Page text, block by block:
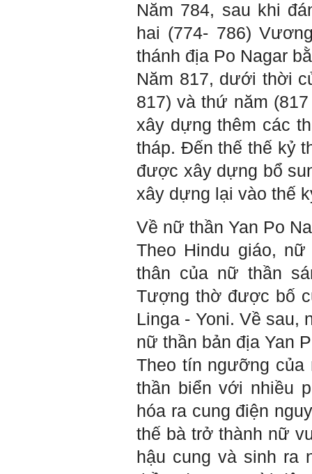
Năm 784, sau khi
hai (774- 786)
thánh địa Po Nagar
Năm 817, dưới thời
817) và thứ năm
xây dựng thêm các
tháp. Đến thế thế kỷ
được xây dựng bổ
xây dựng lại vào thế
Về nữ thần Yan Po
Theo Hindu giáo,
thân của nữ thần
Tượng thờ được bố
Linga - Yoni. Về sau,
nữ thần bản địa Yan
Theo tín ngưỡng
thần biển với nhiều
hóa ra cung điện
thế bà trở thành nữ
hậu cung và sinh ra